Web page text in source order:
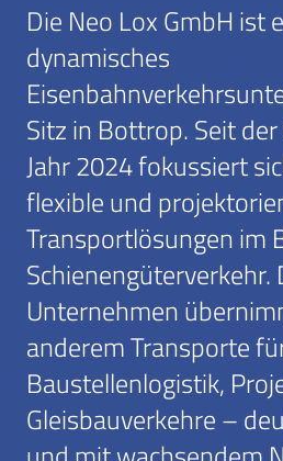
Die Neo Lox GmbH ist
dynamisches
Sitz in Bottrop. Seit
Jahr 2024 fokussiert
flexible und
Transportlösungen im
Schienengüterverkehr.
Unternehmen
anderem Transporte
Baustellenlogistik,
Gleisbauverkehre –